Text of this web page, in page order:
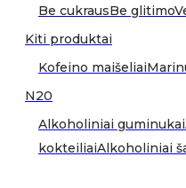
Be cukrausBe glitimo
Kiti produktai
Kofeino maišeliai
N20
Alkoholiniai guminukai
kokteiliaiAlkoholiniai